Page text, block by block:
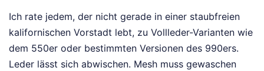
Ich rate jedem, der nicht gerade in einer staubfreien
kalifornischen Vorstadt lebt, zu Vollleder-Varianten wie
dem 550er oder bestimmten Versionen des 990ers.
Leder lässt sich abwischen. Mesh muss gewaschen